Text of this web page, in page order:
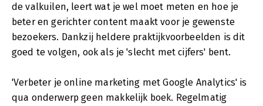
de valkuilen, leert wat je wel moet meten en hoe je
beter en gerichter content maakt voor je gewenste
bezoekers. Dankzij heldere praktijkvoorbeelden is dit
goed te volgen, ook als je 'slecht met cijfers' bent.
'Verbeter je online marketing met Google Analytics' is
qua onderwerp geen makkelijk boek. Regelmatig